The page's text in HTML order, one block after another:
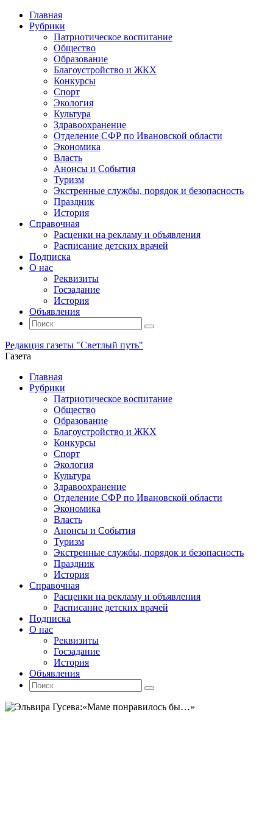
Главная
Рубрики
Патриотическое воспитание
Общество
Образование
Благоустройство и ЖКХ
Конкурсы
Спорт
Экология
Культура
Здравоохранение
Отделение СФР по Ивановской области
Экономика
Власть
Анонсы и События
Туризм
Экстренные службы, порядок и безопасность
Праздник
История
Справочная
Расценки на рекламу и объявления
Расписание детских врачей
Подписка
О нас
Реквизиты
Госзадание
История
Объявления
Поиск
Искать:
Поиск
Редакция газеты "Светлый путь"
Газета
Промотать
содержимому
Главная
Рубрики
Патриотическое воспитание
Общество
Образование
Благоустройство и ЖКХ
Конкурсы
Спорт
Экология
Культура
Здравоохранение
Отделение СФР по Ивановской области
Экономика
Власть
Анонсы и События
Туризм
Экстренные службы, порядок и безопасность
Праздник
История
Справочная
Расценки на рекламу и объявления
Расписание детских врачей
Подписка
О нас
Реквизиты
Госзадание
История
Объявления
Поиск
Искать:
Поиск